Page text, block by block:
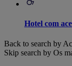
Hotel com
Back to search by
Skip search by Os